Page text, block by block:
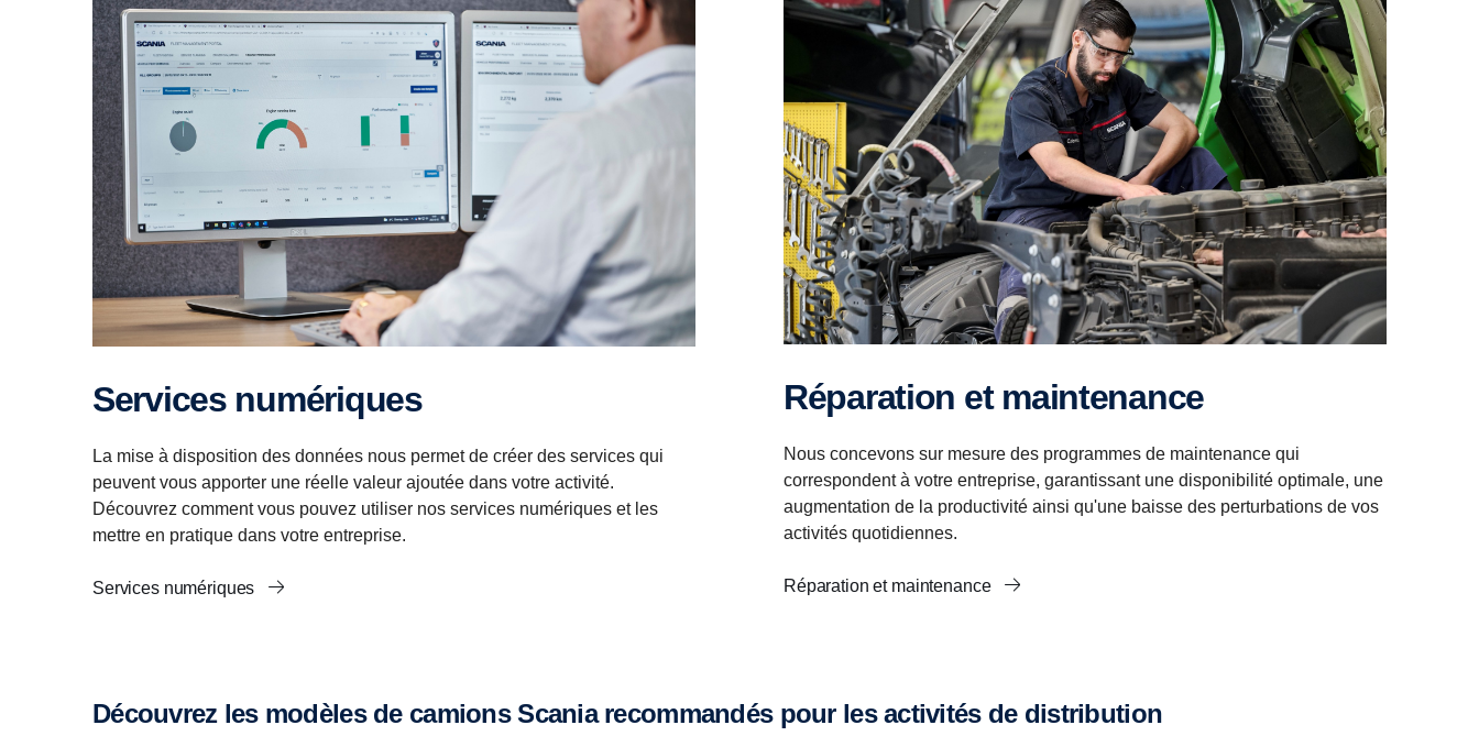
Services numériques
La mise à disposition des données nous permet de créer des services qui
peuvent vous apporter une réelle valeur ajoutée dans votre activité.
Découvrez comment vous pouvez utiliser nos services numériques et les
mettre en pratique dans votre entreprise.
Services numériques
Réparation et maintenance
Nous concevons sur mesure des programmes de maintenance qui
correspondent à votre entreprise, garantissant une disponibilité optimale, une
augmentation de la productivité ainsi qu'une baisse des perturbations de vos
activités quotidiennes.
Réparation et maintenance
Découvrez les modèles de camions Scania recommandés pour les activités de distribution